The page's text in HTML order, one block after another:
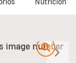
Nutrición